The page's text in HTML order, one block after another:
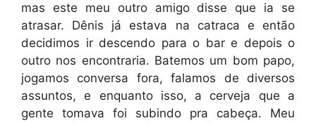
mas este meu outro amigo disse que ia se
atrasar. Dênis já estava na catraca e então
decidimos ir descendo para o bar e depois o
outro nos encontraria. Batemos um bom papo,
jogamos conversa fora, falamos de diversos
assuntos, e enquanto isso, a cerveja que a
gente tomava foi subindo pra cabeça. Meu